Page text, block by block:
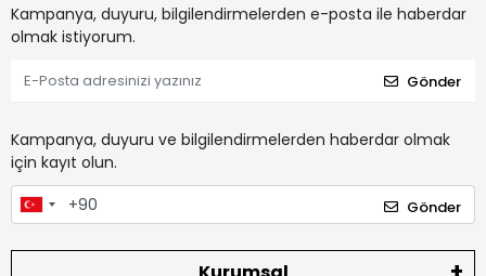
Kampanya, duyuru, bilgilendirmelerden e-posta ile haberdar
olmak istiyorum.
Gönder
Kampanya, duyuru ve bilgilendirmelerden haberdar olmak
için kayıt olun.
Gönder